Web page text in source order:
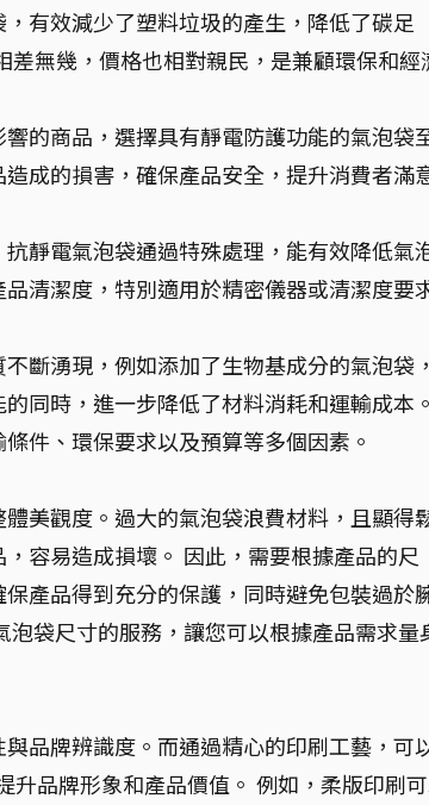
有效減少了塑料垃圾的產生，降低了碳足
無幾，價格也相對親民，是兼顧環保和經
的商品，選擇具有靜電防護功能的氣泡袋
成的損害，確保產品安全，提升消費者滿
靜電氣泡袋通過特殊處理，能有效降低氣
清潔度，特別適用於精密儀器或清潔度要
斷湧現，例如添加了生物基成分的氣泡袋
同時，進一步降低了材料消耗和運輸成本
件、環保要求以及預算等多個因素。
美觀度。過大的氣泡袋浪費材料，且顯得
容易造成損壞。 因此，需要根據產品的尺
產品得到充分的保護，同時避免包裝過於
袋尺寸的服務，讓您可以根據產品需求量
品牌辨識度。而通過精心的印刷工藝，可
品牌形象和產品價值。 例如，柔版印刷